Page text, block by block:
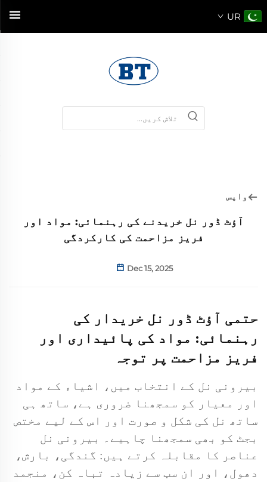
UR
واپس
آؤٹ ڈور نل خریدنے کی رہنمائی: مواد اور
فریز مزاحمت کی کارکردگی
Dec 15, 2025
حتمی آؤٹ ڈور نل خریدار کی
رہنمائی: مواد کی پائیداری اور
فریز مزاحمت پر توجہ
بیرونی نل کے انتخاب میں، اشیاء کے مواد
اور معیار کو سمجھنا ضروری ہے، ساتھ ہی
ساتھ نل کی شکل و صورت اور اس کے لیے مختص
بجٹ کو بھی سمجھنا چاہیے۔ بیرونی نل
عناصر کا مقابلہ کرتے ہیں: گندگی، بارش،
دھول، اور ان سب سے زیادہ تباہ کن، منجمد